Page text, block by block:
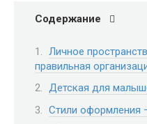
Содержание
Личное
правильная
Детская для
Стили оформления